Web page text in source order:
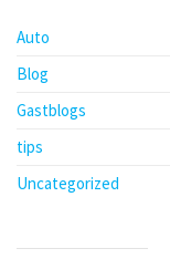
Auto
Blog
Gastblogs
tips
Uncategorized